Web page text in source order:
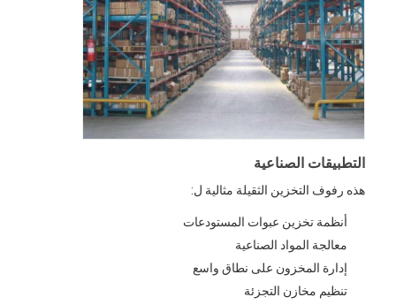
التطبيقات الصناعية
هذه رفوف التخزين الثقيلة مثالية ل:
أنظمة تخزين عبوات المستودعات
معالجة المواد الصناعية
إدارة المخزون على نطاق واسع
تنظيم مخازن التجزئة